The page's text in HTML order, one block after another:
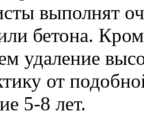
выполнят
бетона.
удаление
от
5-8 лет.